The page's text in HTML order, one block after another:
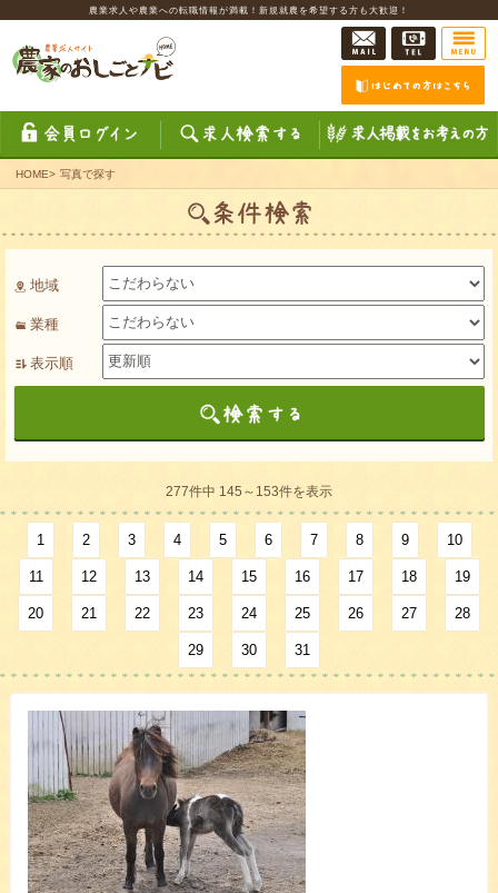
農業求人や農業への転職情報が満載！新規就農を希望する方も大歓迎！
HOME> 写真で探す
地域
業種
表示順
277件中 145～153件を表示
1 2 3 4 5 6 7 8 9 10
11 12 13 14 15 16 17 18 19
20 21 22 23 24 25 26 27 28
29 30 31